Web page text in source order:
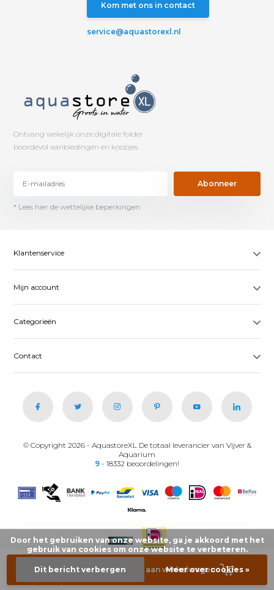
+ Toevoegen aan winkelwagen
Kom met ons in contact
service@aquastorexl.nl
Ontvang wekelijk onze digitale folder
boordevol aanbiedingen en koopjes.
Abonneer
* Lees hier de wettelijke beperkingen
Klantenservice
Mijn account
Categorieën
Contact
© Copyright 2026 - AquastoreXL De totaal leverancier van Vijver &
Aquarium
9 - 18332 beoordelingen!
Door het gebruiken van onze website, ga je akkoord met het
gebruik van cookies om onze website te verbeteren.
Dit bericht verbergen Meer over cookies »